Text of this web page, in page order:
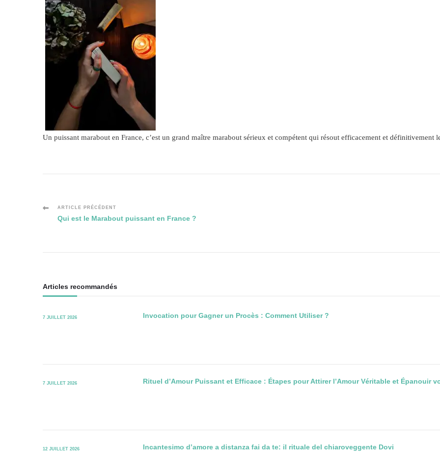
Un puissant marabout en France, c’est un grand maître marabout sérieux et compétent qui résout efficacement et définitivement
Navigation
articles
ARTICLE PRÉCÉDENT
Qui est le Marabout puissant en France ?
Articles recommandés
7 JUILLET 2026 Invocation pour Gagner un Procès : Comment Utiliser ?
7 JUILLET 2026 Rituel d’Amour Puissant et Efficace : Étapes pour Attirer l’Amour Véritable et Épanouir
12 JUILLET 2026 Incantesimo d’amore a distanza fai da te: il rituale del chiaroveggente Dovi